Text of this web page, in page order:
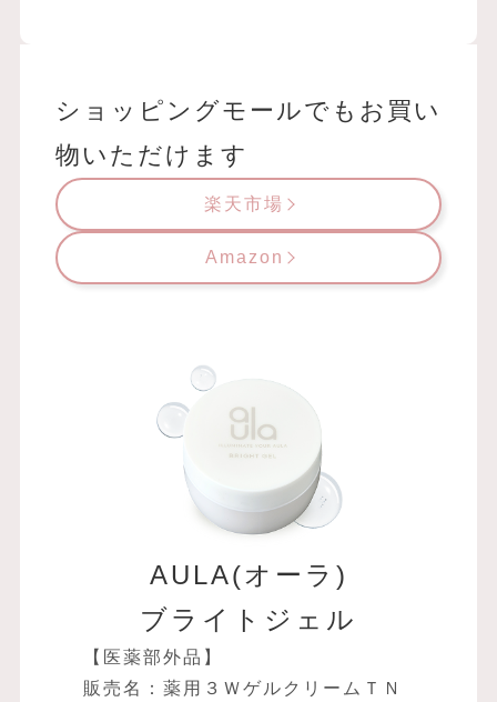
ショッピングモールでもお買い
物いただけます
楽天市場
Amazon
AULA(オーラ)
ブライトジェル
【医薬部外品】
販売名：薬用３ＷゲルクリームＴＮ